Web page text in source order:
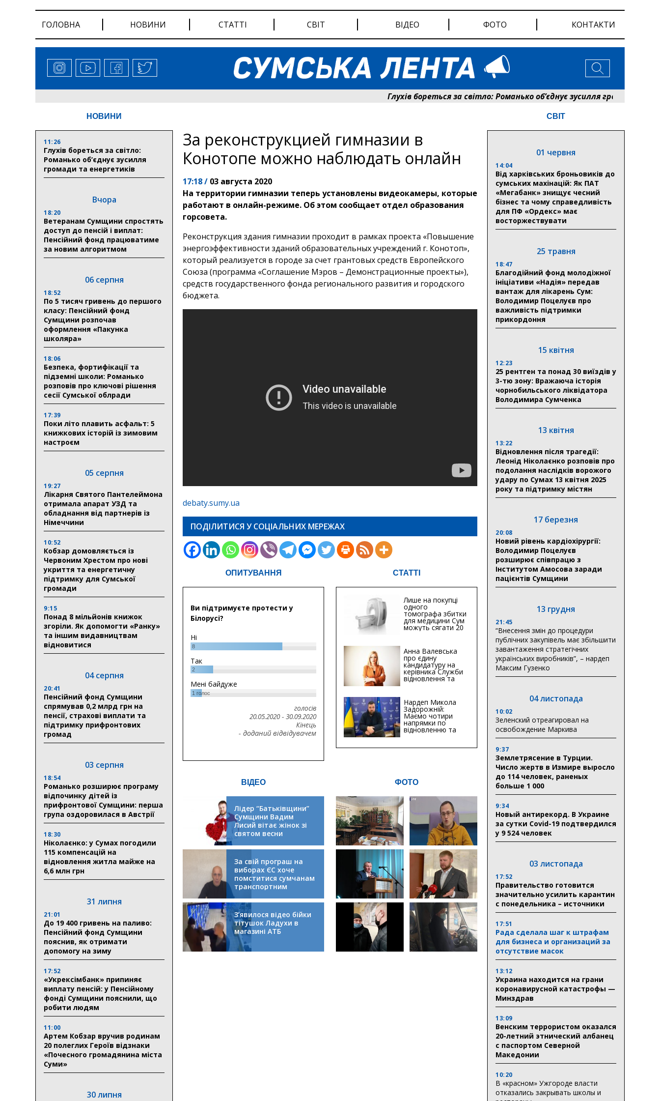
ГОЛОВНА НОВИНИ СТАТТІ СВІТ ВІДЕО ФОТО КОНТАКТИ
Глухів бореться за світло: Романько об’єднує зусилля громади та
НОВИНИ
11:26
Глухів бореться за світло:
Романько об’єднує зусилля
громади та енергетиків
Вчора
18:20
Ветеранам Сумщини спростять
доступ до пенсій і виплат:
Пенсійний фонд працюватиме
за новим алгоритмом
06 серпня
18:52
По 5 тисяч гривень до першого
класу: Пенсійний фонд
Сумщини розпочав
оформлення «Пакунка
школяра»
18:06
Безпека, фортифікації та
підземні школи: Романько
розповів про ключові рішення
сесії Сумської облради
17:39
Поки літо плавить асфальт: 5
книжкових історій із зимовим
настроєм
05 серпня
19:27
Лікарня Святого Пантелеймона
отримала апарат УЗД та
обладнання від партнерів із
Німеччини
10:52
Кобзар домовляється із
Червоним Хрестом про нові
укриття та енергетичну
підтримку для Сумської
громади
9:15
Понад 8 мільйонів книжок
згоріли. Як допомогти «Ранку»
та іншим видавництвам
відновитися
04 серпня
20:41
Пенсійний фонд Сумщини
спрямував 0,2 млрд грн на
пенсії, страхові виплати та
підтримку прифронтових
громад
03 серпня
18:54
Романько розширює програму
відпочинку дітей із
прифронтової Сумщини: перша
група оздоровилася в Австрії
18:30
Ніколаєнко: у Сумах погодили
115 компенсацій на
відновлення житла майже на
6,6 млн грн
31 липня
21:01
До 19 400 гривень на паливо:
Пенсійний фонд Сумщини
пояснив, як отримати
допомогу на зиму
17:52
«Укрексімбанк» припиняє
виплату пенсій: у Пенсійному
фонді Сумщини пояснили, що
робити людям
11:00
Артем Кобзар вручив родинам
20 полеглих Героїв відзнаки
«Почесного громадянина міста
Суми»
30 липня
За реконструкцией гимназии в
Конотопе можно наблюдать онлайн
17:18 / 03 августа 2020
На территории гимназии теперь установлены видеокамеры, которые
работают в онлайн-режиме. Об этом сообщает отдел образования
горсовета.
Реконструкция здания гимназии проходит в рамках проекта «Повышение
энергоэффективности зданий образовательных учреждений г. Конотоп»,
который реализуется в городе за счет грантовых средств Европейского
Союза (программа «Соглашение Мэров – Демонстрационные проекты»),
средств государственного фонда регионального развития и городского
бюджета.
debaty.sumy.ua
ПОДІЛИТИСЯ У СОЦІАЛЬНИХ МЕРЕЖАХ
ОПИТУВАННЯ
Ви підтримуєте протести у
Білорусі?
Ні
8
Так
2
Мені байдуже
1голос
голосів
20.05.2020- 30.09.2020
Кінець
- доданий відвідувачем
СТАТТІ
Лише на покупці
одного
томографа збитки
для медицини Сум
можуть сягати 20
мільйонів гривень
Анна Валевська
про єдину
кандидатуру на
керівника Служби
відновлення та
інфраструктури у
Хіба...
Нардеп Микола
Задорожній:
Маємо чотири
напрямки по
відновленню та
будівництву
інфраструктури
ВІДЕО
Лідер “Батьківщини”
Сумщини Вадим
Лисий вітає жінок зі
святом весни
За свій програш на
виборах ЄС хоче
помститися сумчанам
транспортним
колапсом
З’явилося відео бійки
тітушок Ладухи в
магазині АТБ
ФОТО
СВІТ
01 червня
14:04
Від харківських броньовиків до
сумських махінацій: Як ПАТ
«Мегабанк» знищує чесний
бізнес та чому справедливість
для ПФ «Ордекс» має
восторжествувати
25 травня
18:47
Благодійний фонд молодіжної
ініціативи «Надія» передав
вантаж для лікарень Сум:
Володимир Поцелуєв про
важливість підтримки
прикордоння
15 квітня
12:23
25 рентген та понад 30 виїздів у
3-тю зону: Вражаюча історія
чорнобильського ліквідатора
Володимира Сумченка
13 квітня
13:22
Відновлення після трагедії:
Леонід Ніколаєнко розповів про
подолання наслідків ворожого
удару по Сумах 13 квітня 2025
року та підтримку містян
17 березня
20:08
Новий рівень кардіохірургії:
Володимир Поцелуєв
розширює співпрацю з
Інститутом Амосова заради
пацієнтів Сумщини
13 грудня
21:45
“Внесення змін до процедури
публічних закупівель має збільшити
завантаження стратегічних
українських виробників”, – нардеп
Максим Гузенко
04 листопада
10:02
Зеленский отреагировал на
освобождение Маркива
9:37
Землетрясение в Турции.
Число жертв в Измире выросло
до 114 человек, раненых
больше 1 000
9:34
Новый антирекорд. В Украине
за сутки Covid-19 подтвердился
у 9 524 человек
03 листопада
17:52
Правительство готовится
значительно усилить карантин
с понедельника – источники
17:51
Рада сделала шаг к штрафам
для бизнеса и организаций за
отсутствие масок
13:12
Украина находится на грани
коронавирусной катастрофы —
Минздрав
13:09
Венским террористом оказался
20-летний этнический албанец
с паспортом Северной
Македонии
10:20
В «красном» Ужгороде власти
отказались закрывать школы и